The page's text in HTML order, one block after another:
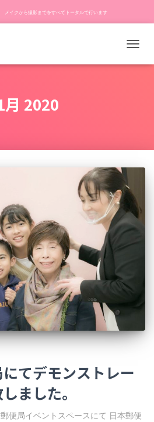
メイクから撮影までをすべてトータルで行います
ビ
月 2020
てデモンストレー
ました。
便局イベントスペースにて 日本郵便